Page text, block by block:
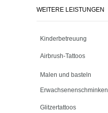
WEITERE LEISTUNGEN
Kinderbetreuung
Airbrush-Tattoos
Malen und basteln
Erwachsenenschminken
Glitzertattoos